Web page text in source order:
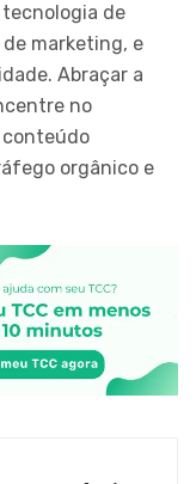
de
marketing, e
Abraçar a
no
orgânico e